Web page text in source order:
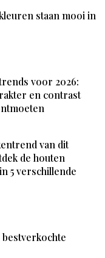
staan mooi in
voor 2026:
en contrast
van dit
de houten
5 verschillende